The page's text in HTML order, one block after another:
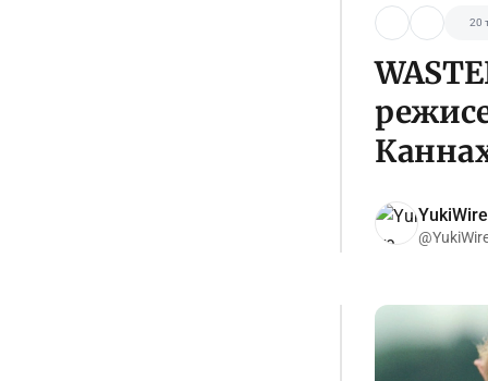
20
YukiWire